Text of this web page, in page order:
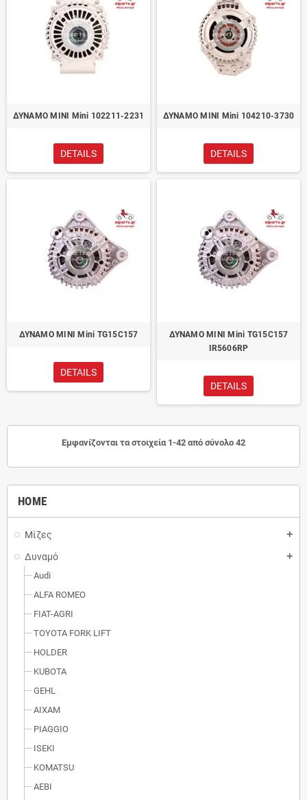
HOME
Μίζες add
Δυναμό add
Audi
ALFA ROMEO
FIAT-AGRI
TOYOTA FORK LIFT
HOLDER
KUBOTA
GEHL
AIXAM
PIAGGIO
ISEKI
KOMATSU
AEBI
ΔΥΝΑΜΟ MINI Mini 102211-2231
DETAILS
ΔΥΝΑΜΟ MINI Mini 104210-3730
DETAILS
ΔΥΝΑΜΟ MINI Mini TG15C157
DETAILS
ΔΥΝΑΜΟ MINI Mini TG15C157
IR5606RP
DETAILS
Εμφανίζονται τα στοιχεία 1-42 από σύνολο 42